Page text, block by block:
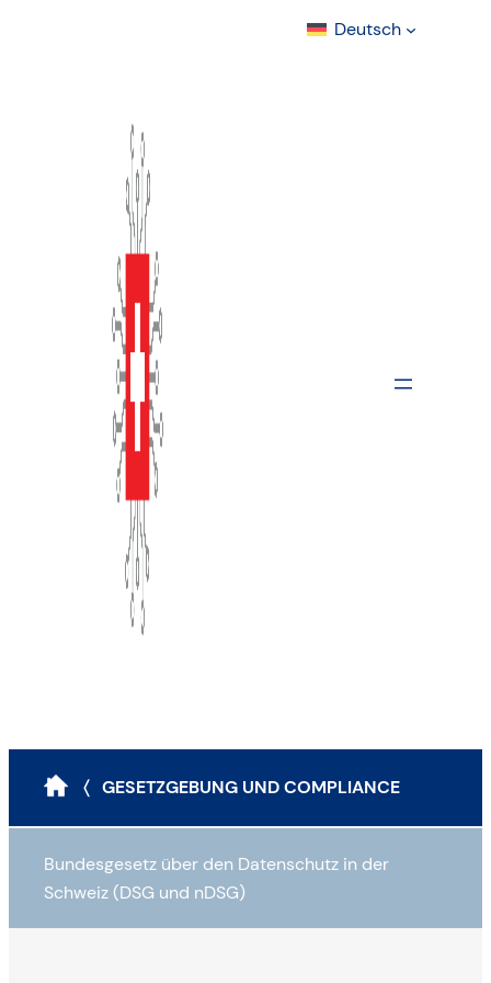
Deutsch
〈 GESETZGEBUNG UND COMPLIANCE
Bundesgesetz über den Datenschutz in der
Schweiz (DSG und nDSG)